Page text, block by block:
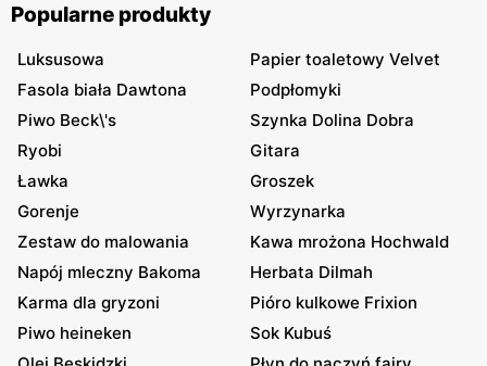
Popularne produkty
Luksusowa
Papier toaletowy Velvet
Fasola biała Dawtona
Podpłomyki
Piwo Beck\'s
Szynka Dolina Dobra
Ryobi
Gitara
Ławka
Groszek
Gorenje
Wyrzynarka
Zestaw do malowania
Kawa mrożona Hochwald
Napój mleczny Bakoma
Herbata Dilmah
Karma dla gryzoni
Pióro kulkowe Frixion
Piwo heineken
Sok Kubuś